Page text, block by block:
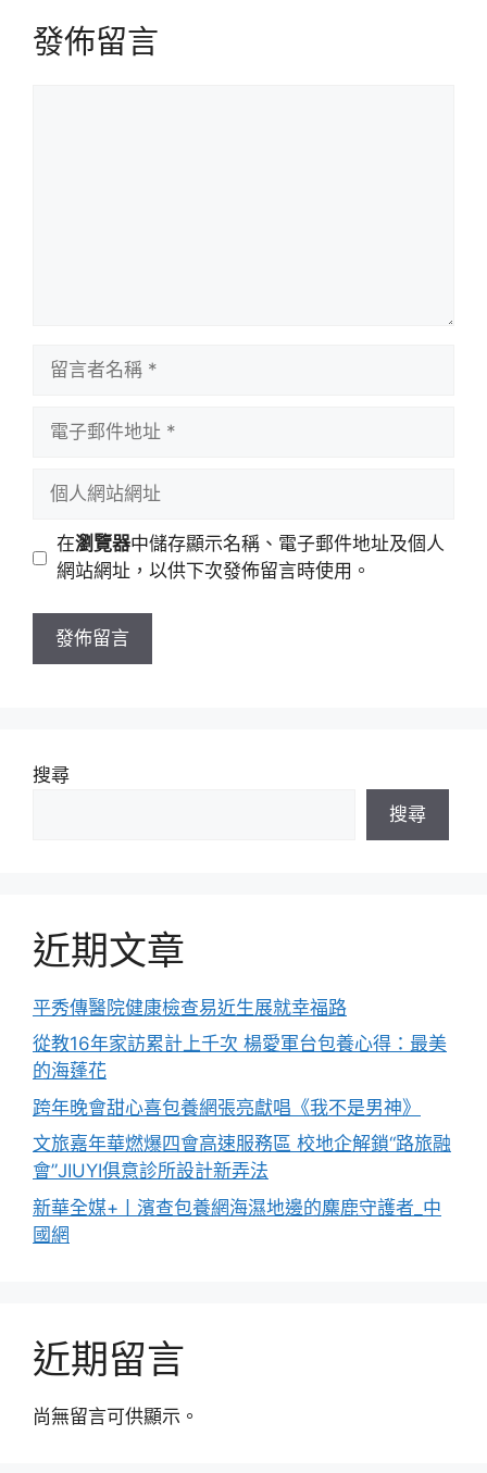
發佈留言
址
站
址
在瀏覽器中儲存顯示名稱、電子郵件地址及個人
網站網址，以供下次發佈留言時使用。
搜尋
搜尋
近期文章
平秀傳醫院健康檢查易近生展就幸福路
從教16年家訪累計上千次 楊愛軍台包養心得：最美
的海蓬花
跨年晚會甜心喜包養網張亮獻唱《我不是男神》
文旅嘉年華燃爆四會高速服務區 校地企解鎖“路旅融
會”JIUYI俱意診所設計新弄法
新華全媒+丨濱查包養網海濕地邊的麋鹿守護者_中
國網
近期留言
尚無留言可供顯示。